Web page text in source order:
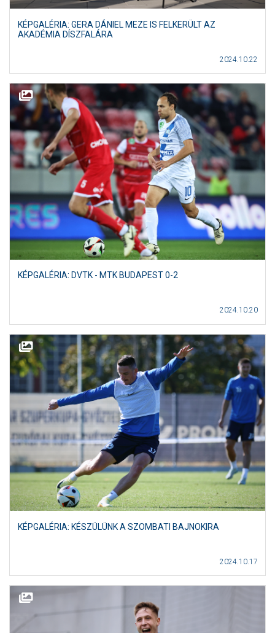
KÉPGALÉRIA: GERA DÁNIEL MEZE IS FELKERÜLT AZ
AKADÉMIA DÍSZFALÁRA
2024.10.22
KÉPGALÉRIA: DVTK - MTK BUDAPEST 0-2
2024.10.20
KÉPGALÉRIA: KÉSZÜLÜNK A SZOMBATI BAJNOKIRA
2024.10.17